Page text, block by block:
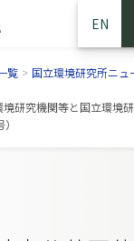
EN
覧 > 国立環境研究所ニュ
研究機関等と国立環境